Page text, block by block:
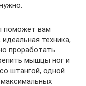
поможет вам
техника,
проработать
мышцы ног и
штангой, одной